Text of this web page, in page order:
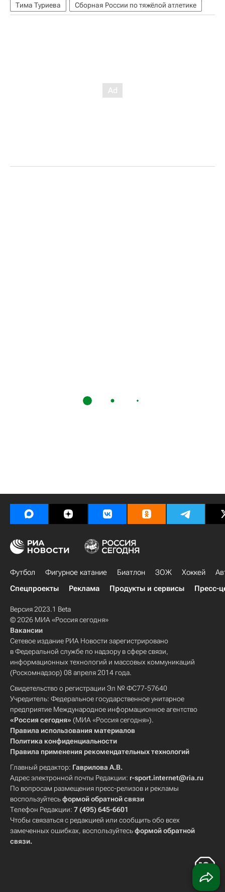
Тима Туриева Сборная России по тяжёлой атлетике
Футбол Фигурное катание Биатлон ЗОЖ Хоккей
Спецпроекты
Реклама Продукты и сервисы Пресс-
Версия 2023.1 Beta
© 2026 МИА «Россия сегодня»
Вакансии
Сетевое издание РИА Новости зарегистрировано
в Федеральной службе по надзору в сфере связи,
информационных технологий и массовых коммуникаций
(Роскомнадзор) 08 апреля 2014 года.
Свидетельство о регистрации Эл № ФС77-57640
Учредитель: Федеральное государственное унитарное
предприятие Международное информационное агентство
«Россия сегодня» (МИА «Россия сегодня»).
Правила использования материалов
Политика конфиденциальности
Правила применения рекомендательных технологий
Главный редактор: Гаврилова А.В.
Адрес электронной почты Редакции: r-sport.internet@ria.ru
По вопросам размещения пресс-релизов и рекламы
воспользуйтесьформой обратной связи
Телефон Редакции: 7 (495) 645-6601
Чтобы связаться с редакцией или сообщить обо всех
замеченных ошибках, воспользуйтесьформой обратной
связи.